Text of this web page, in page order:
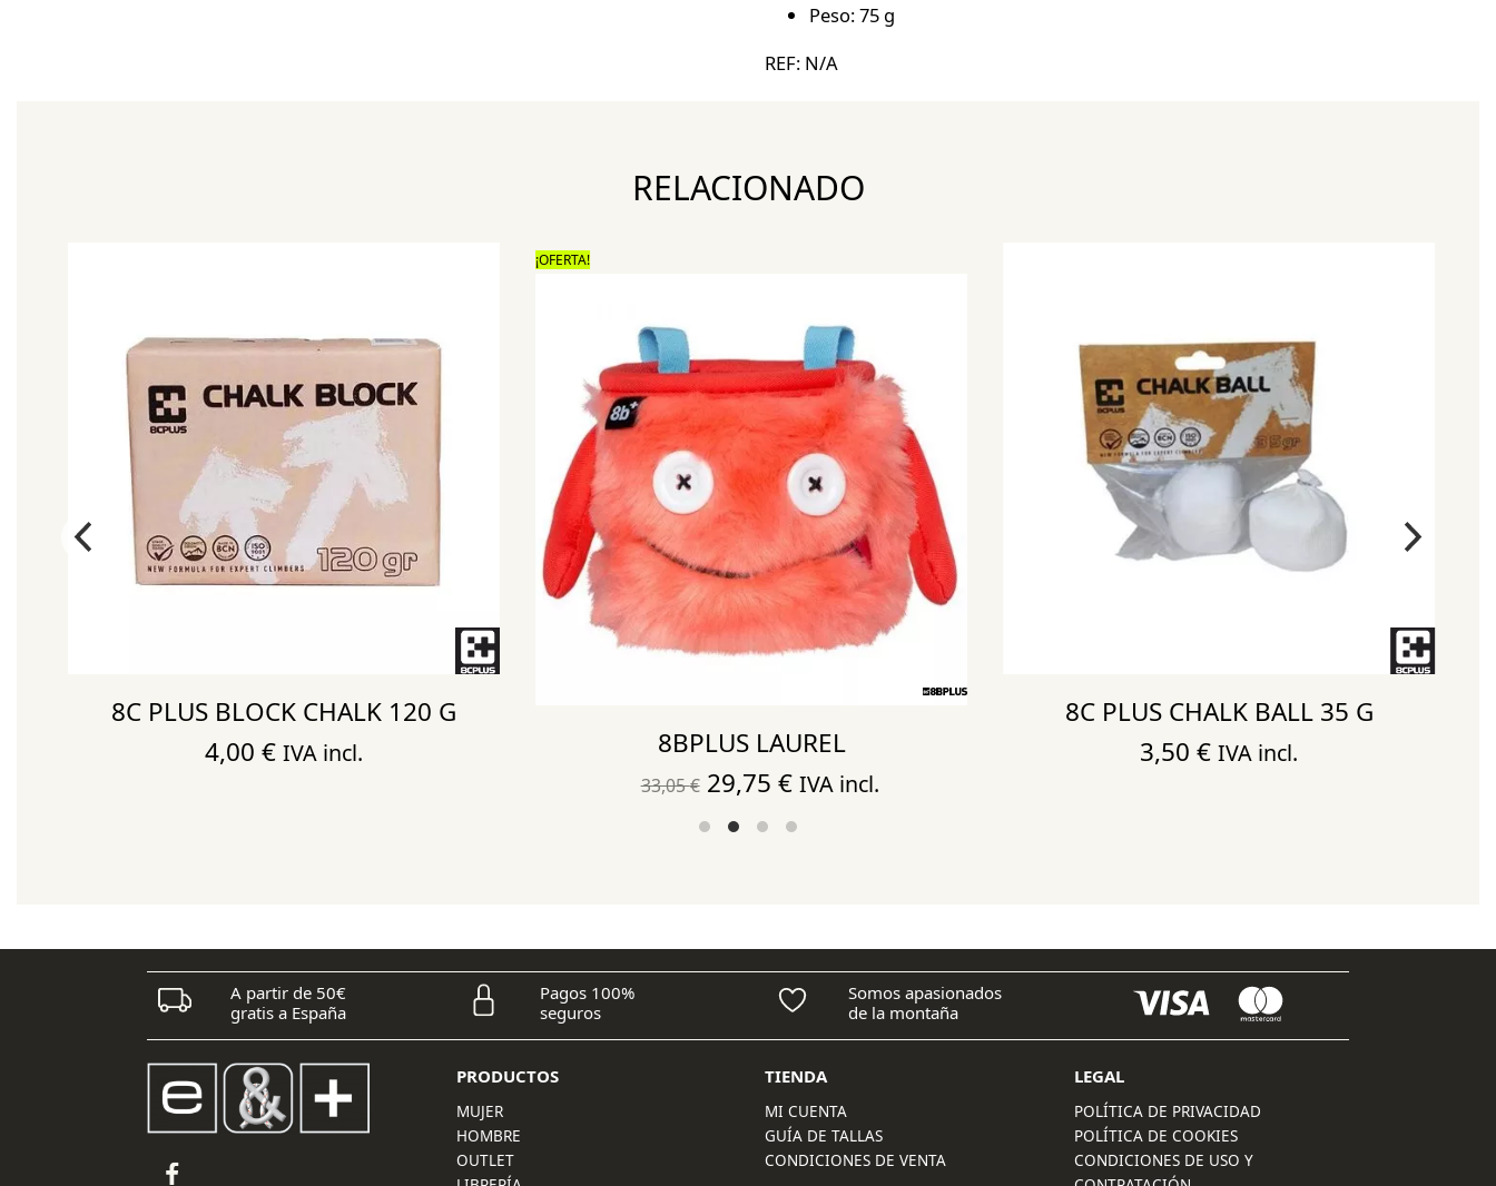
Peso: 75 g
REF: N/A
RELACIONADO
8C PLUS BLOCK CHALK 120 G
4,00€ IVA incl.
¡OFERTA!
8BPLUS LAUREL
33,05€ El
precio
29,75 €El
precio
IVA incl.
8C PLUS CHALK BALL 35 G
3,50€ IVA incl.
A partir de 50€
gratis a España
Pagos 100%
seguros
Somos apasionados
de la montaña
PRODUCTOS
MUJER
HOMBRE
OUTLET
TIENDA
MI CUENTA
GUÍA DE TALLAS
CONDICIONES DE VENTA
LEGAL
POLÍTICA DE PRIVACIDAD
POLÍTICA DE COOKIES
CONDICIONES DE USO Y